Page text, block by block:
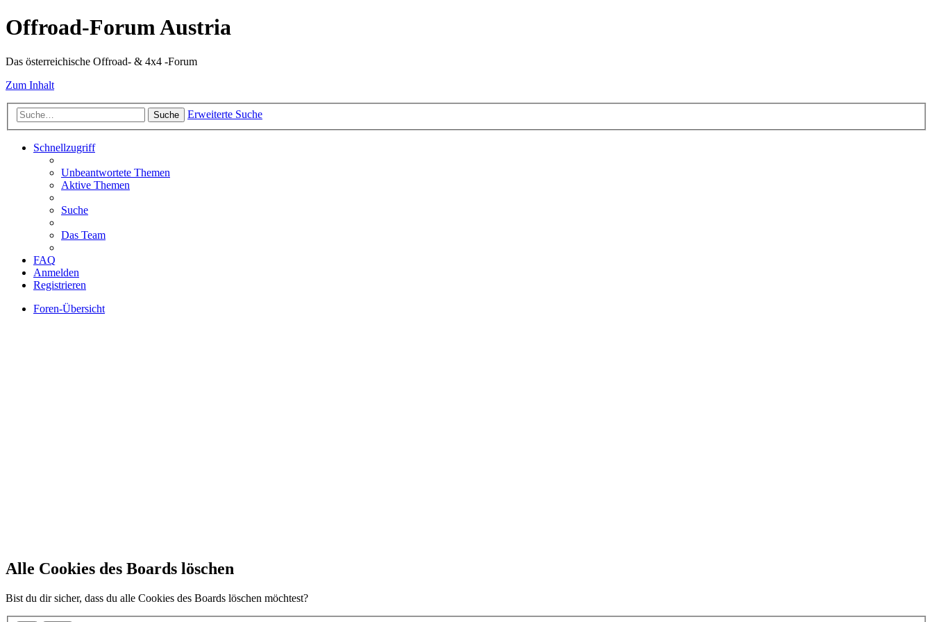
Offroad-Forum Austria
Das österreichische Offroad- & 4x4 -Forum
Zum Inhalt
Suche Erweiterte Suche
Schnellzugriff
Unbeantwortete Themen
Aktive Themen
Suche
Das Team
FAQ
Anmelden
Registrieren
Foren-Übersicht
Alle Cookies des Boards löschen
Bist du dir sicher, dass du alle Cookies des Boards löschen möchtest?